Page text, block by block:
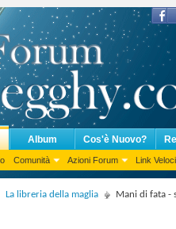
Comunità Azioni Forum Link Veloci
Album Cos'è Nuovo?
La libreria della maglia Mani di fata -